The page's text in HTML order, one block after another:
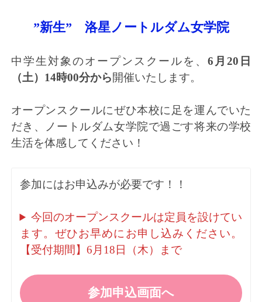
”新生” 洛星ノートルダム女学院
中学生対象のオープンスクールを、6月20日
（土）14時00分から開催いたします。
オープンスクールにぜひ本校に足を運んでいた
だき、ノートルダム女学院で過ごす将来の学校
生活を体感してください！
参加にはお申込みが必要です！！
今回のオープンスクールは定員を設けてい
ます。ぜひお早めにお申し込みください。
【受付期間】6月18日（木）まで
参加申込画面へ